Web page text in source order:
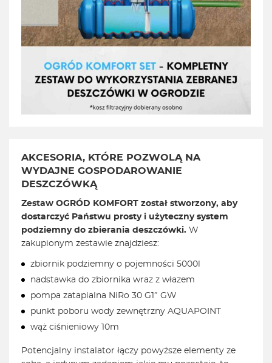
AKCESORIA, KTÓRE POZWOLĄ NA
WYDAJNE GOSPODAROWANIE
DESZCZÓWKĄ
Zestaw OGRÓD KOMFORT został stworzony, aby
dostarczyć Państwu prosty i użyteczny system
podziemny do zbierania deszczówki. W
zakupionym zestawie znajdziesz:
zbiornik podziemny o pojemności 5000l
nadstawka do zbiornika wraz z włazem
pompa zatapialna NiRo 30 G1″ GW
punkt poboru wody zewnętrzny AQUAPOINT
wąż ciśnieniowy 10m
Potencjalny instalator łączy powyższe elementy ze